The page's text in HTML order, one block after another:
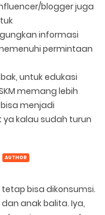
blogger juga
informasi
permintaan
untuk edukasi
memang lebih
menjadi
ya kalau sudah turun
bisa dikonsumsi.
anak balita. Iya,